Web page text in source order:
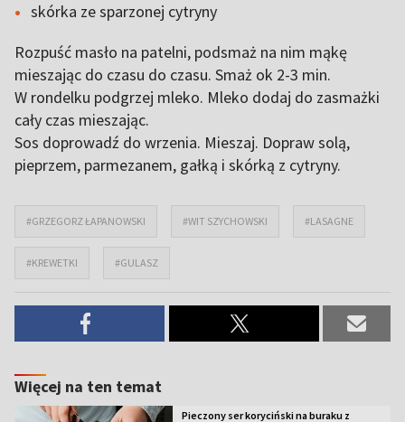
skórka ze sparzonej cytryny
Rozpuść masło na patelni, podsmaż na nim mąkę
mieszając do czasu do czasu. Smaż ok 2-3 min.
W rondelku podgrzej mleko. Mleko dodaj do zasmażki
cały czas mieszając.
Sos doprowadź do wrzenia. Mieszaj. Dopraw solą,
pieprzem, parmezanem, gałką i skórką z cytryny.
#GRZEGORZ ŁAPANOWSKI #WIT SZYCHOWSKI #LASAGNE
#KREWETKI #GULASZ
Więcej na ten temat
Pieczony ser koryciński na buraku z